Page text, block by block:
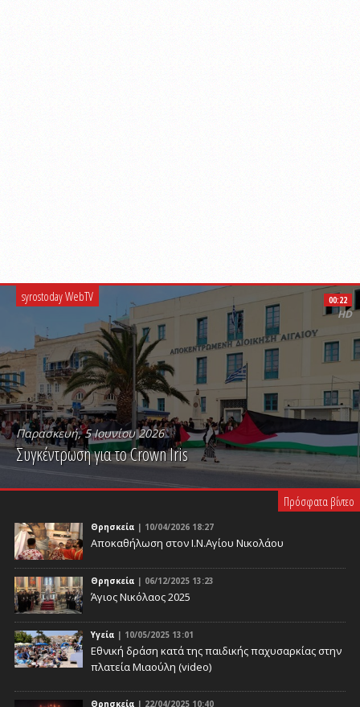
syrostoday WebTV
Παρασκευή, 5 Ιουνίου 2026
Συγκέντρωση για το Crown Iris
PLAY VIDEO
00:22
HD
Πρόσφατα βίντεο
Θρησκεία | 10/04/2026 18:27
Αποκαθήλωση στον Ι.Ν.Αγίου Νικολάου
Θρησκεία | 06/12/2025 13:23
Άγιος Νικόλαος 2025
Υγεία | 10/05/2025 13:01
Eθνική δράση κατά της παιδικής παχυσαρκίας στην
πλατεία Μιαούλη (video)
Θρησκεία | 22/04/2025 10:40